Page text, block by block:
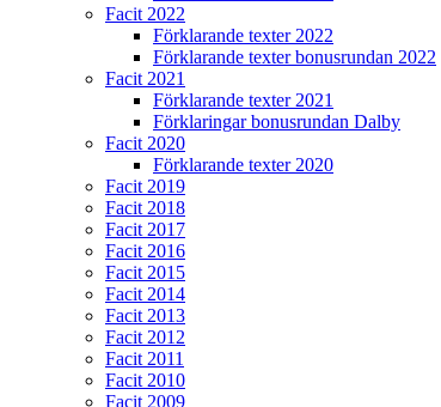
Facit 2022
Förklarande texter 2022
Förklarande texter bonusrundan 2022
Facit 2021
Förklarande texter 2021
Förklaringar bonusrundan Dalby
Facit 2020
Förklarande texter 2020
Facit 2019
Facit 2018
Facit 2017
Facit 2016
Facit 2015
Facit 2014
Facit 2013
Facit 2012
Facit 2011
Facit 2010
Facit 2009